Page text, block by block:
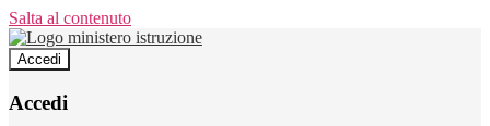
Salta al contenuto
Accedi
Accedi